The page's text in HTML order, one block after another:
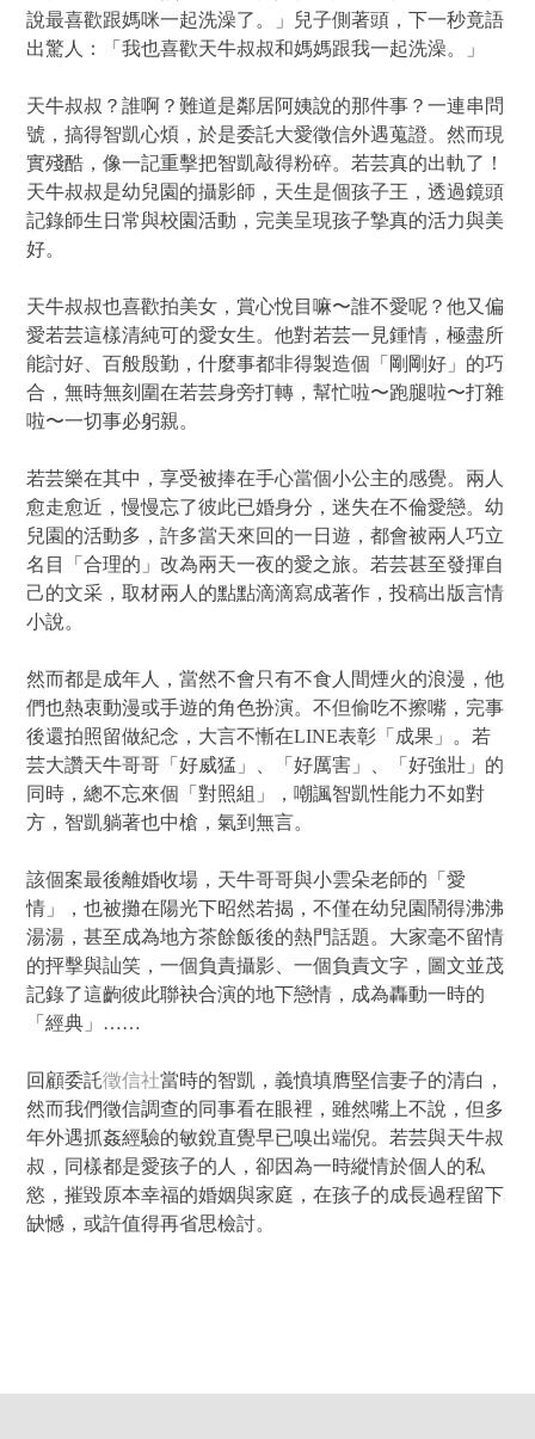
說最喜歡跟媽咪一起洗澡了。」兒子側著頭，下一秒竟語
出驚人：「我也喜歡天牛叔叔和媽媽跟我一起洗澡。」
天牛叔叔？誰啊？難道是鄰居阿姨說的那件事？一連串問
號，搞得智凱心煩，於是委託大愛徵信外遇蒐證。然而現
實殘酷，像一記重擊把智凱敲得粉碎。若芸真的出軌了！
天牛叔叔是幼兒園的攝影師，天生是個孩子王，透過鏡頭
記錄師生日常與校園活動，完美呈現孩子摯真的活力與美
好。
天牛叔叔也喜歡拍美女，賞心悅目嘛〜誰不愛呢？他又偏
愛若芸這樣清純可的愛女生。他對若芸一見鍾情，極盡所
能討好、百般殷勤，什麼事都非得製造個「剛剛好」的巧
合，無時無刻圍在若芸身旁打轉，幫忙啦〜跑腿啦〜打雜
啦〜一切事必躬親。
若芸樂在其中，享受被捧在手心當個小公主的感覺。兩人
愈走愈近，慢慢忘了彼此已婚身分，迷失在不倫愛戀。幼
兒園的活動多，許多當天來回的一日遊，都會被兩人巧立
名目「合理的」改為兩天一夜的愛之旅。若芸甚至發揮自
己的文采，取材兩人的點點滴滴寫成著作，投稿出版言情
小說。
然而都是成年人，當然不會只有不食人間煙火的浪漫，他
們也熱衷動漫或手遊的角色扮演。不但偷吃不擦嘴，完事
後還拍照留做紀念，大言不慚在LINE表彰「成果」。若
芸大讚天牛哥哥「好威猛」、「好厲害」、「好強壯」的
同時，總不忘來個「對照組」，嘲諷智凱性能力不如對
方，智凱躺著也中槍，氣到無言。
該個案最後離婚收場，天牛哥哥與小雲朵老師的「愛
情」，也被攤在陽光下昭然若揭，不僅在幼兒園鬧得沸沸
湯湯，甚至成為地方茶餘飯後的熱門話題。大家毫不留情
的抨擊與訕笑，一個負責攝影、一個負責文字，圖文並茂
記錄了這齣彼此聯袂合演的地下戀情，成為轟動一時的
「經典」……
回顧委託徵信社當時的智凱，義憤填膺堅信妻子的清白，
然而我們徵信調查的同事看在眼裡，雖然嘴上不說，但多
年外遇抓姦經驗的敏銳直覺早已嗅出端倪。若芸與天牛叔
叔，同樣都是愛孩子的人，卻因為一時縱情於個人的私
慾，摧毀原本幸福的婚姻與家庭，在孩子的成長過程留下
缺憾，或許值得再省思檢討。